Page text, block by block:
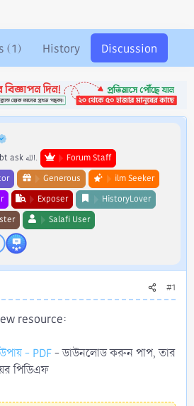
d
(1) History Discussion
If you're in doubt ask الله.
Forum Staff
Generous
ilm Seeker
Exposer
HistoryLover
Salafi User
#1
resource:
- PDF- ডাউনলোড করুন পাপ, তার
পিডিএফ